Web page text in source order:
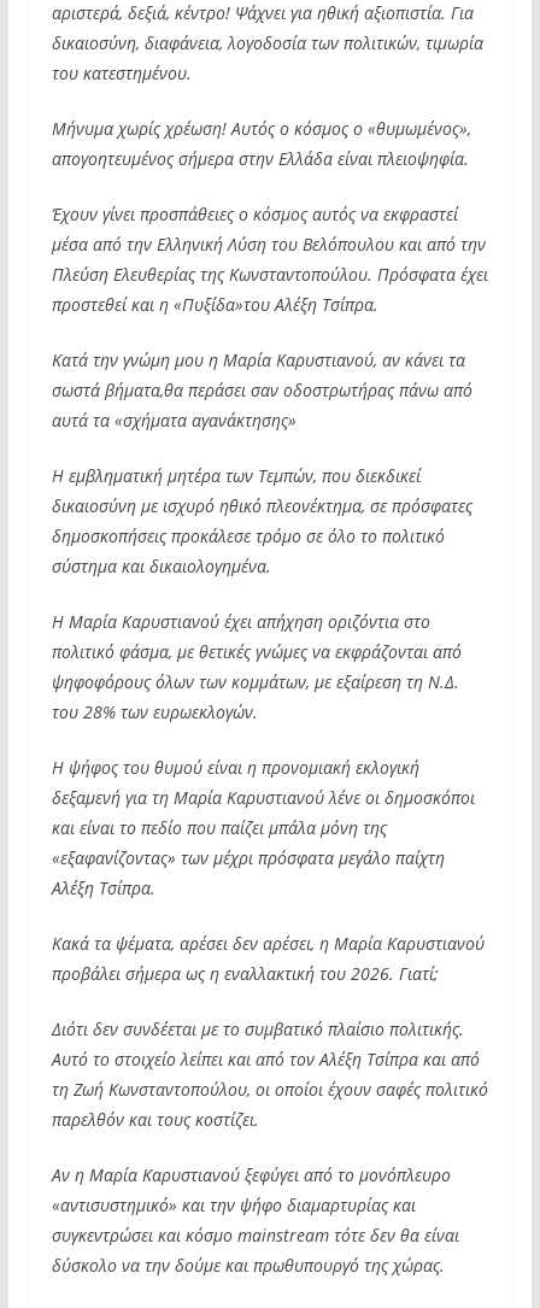
αριστερά, δεξιά, κέντρο! Ψάχνει για ηθική αξιοπιστία. Για
δικαιοσύνη, διαφάνεια, λογοδοσία των πολιτικών, τιμωρία
του κατεστημένου.
Μήνυμα χωρίς χρέωση! Αυτός ο κόσμος ο «θυμωμένος»,
απογοητευμένος σήμερα στην Ελλάδα είναι πλειοψηφία.
Έχουν γίνει προσπάθειες ο κόσμος αυτός να εκφραστεί
μέσα από την Ελληνική Λύση του Βελόπουλου και από την
Πλεύση Ελευθερίας της Κωνσταντοπούλου. Πρόσφατα έχει
προστεθεί και η «Πυξίδα»του Αλέξη Τσίπρα.
Κατά την γνώμη μου η Μαρία Καρυστιανού, αν κάνει τα
σωστά βήματα,θα περάσει σαν οδοστρωτήρας πάνω από
αυτά τα «σχήματα αγανάκτησης»
Η εμβληματική μητέρα των Τεμπών, που διεκδικεί
δικαιοσύνη με ισχυρό ηθικό πλεονέκτημα, σε πρόσφατες
δημοσκοπήσεις προκάλεσε τρόμο σε όλο το πολιτικό
σύστημα και δικαιολογημένα.
Η Μαρία Καρυστιανού έχει απήχηση οριζόντια στο
πολιτικό φάσμα, με θετικές γνώμες να εκφράζονται από
ψηφοφόρους όλων των κομμάτων, με εξαίρεση τη Ν.Δ.
του 28% των ευρωεκλογών.
Η ψήφος του θυμού είναι η προνομιακή εκλογική
δεξαμενή για τη Μαρία Καρυστιανού λένε οι δημοσκόποι
και είναι το πεδίο που παίζει μπάλα μόνη της
«εξαφανίζοντας» των μέχρι πρόσφατα μεγάλο παίχτη
Αλέξη Τσίπρα.
Κακά τα ψέματα, αρέσει δεν αρέσει, η Μαρία Καρυστιανού
προβάλει σήμερα ως η εναλλακτική του 2026. Γιατί;
Διότι δεν συνδέεται με το συμβατικό πλαίσιο πολιτικής.
Αυτό το στοιχείο λείπει και από τον Αλέξη Τσίπρα και από
τη Ζωή Κωνσταντοπούλου, οι οποίοι έχουν σαφές πολιτικό
παρελθόν και τους κοστίζει.
Αν η Μαρία Καρυστιανού ξεφύγει από το μονόπλευρο
«αντισυστημικό» και την ψήφο διαμαρτυρίας και
συγκεντρώσει και κόσμο mainstream τότε δεν θα είναι
δύσκολο να την δούμε και πρωθυπουργό της χώρας.